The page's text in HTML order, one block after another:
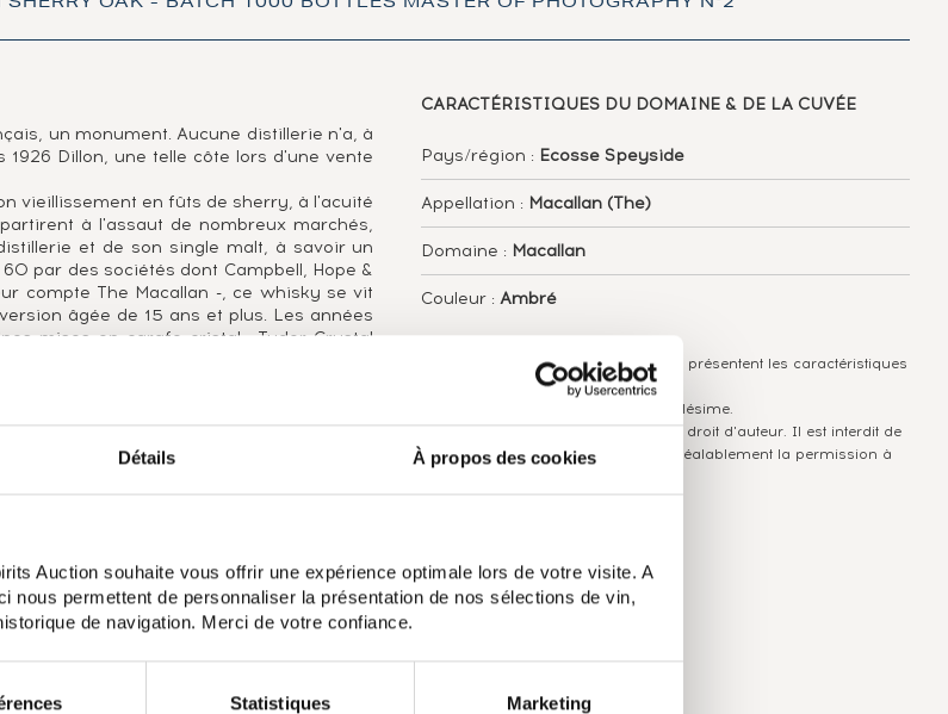
Détails À propos des cookies
Auction souhaite vous offrir une expérience optimale lors de votre visite. A
nous permettent de personnaliser la présentation de nos sélections de vin,
de navigation. Merci de votre confiance.
Statistiques Marketing
OAK - BATCH 1000 BOTTLES MASTER OF PHOTOGRAPHY N°2
un monument. Aucune distillerie n'a, à
Dillon, une telle côte lors d'une vente
vieillissement en fûts de sherry, à l'acuité
à l'assaut de nombreux marchés,
et de son single malt, à savoir un
par des sociétés dont Campbell, Hope &
compte The Macallan -, ce whisky se vit
âgée de 15 ans et plus. Les années
mises en carafe cristal : Tudor Crystal
millénaire. Ainsi, en 1999, apparut
accueillant en son sein une vénérable
d'un livre de photo d'Albert Watson et de
intéressé aux fûts de Xérès pendant un
jusqu'à l'Ecosse en passant par
sept, cette édition est limitée à 1 000
CARACTÉRISTIQUES DU DOMAINE & DE LA CUVÉE
Pays/région : Ecosse Speyside
Appellation : Macallan (The)
Domaine : Macallan
Couleur : Ambré
Les informations publiées ci-dessus présentent les caractéristiques
actuelles du spiritueux concerné.
Elles ne sont pas spécifiques au millésime.
Attention, ce texte est protégé par un droit d'auteur. Il est interdit de
le copier sans en avoir demandé préalablement la permission à